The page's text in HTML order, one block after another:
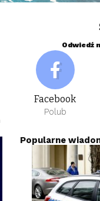
Odwiedź
Facebook
Polub
Popularne